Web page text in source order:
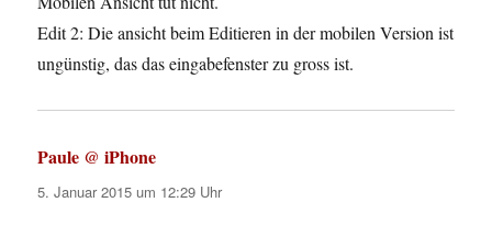
Edit 2: Die ansicht beim Editieren in der mobilen Version ist
ungünstig, das das eingabefenster zu gross ist.
Paule @ iPhone
5. Januar 2015 um 12:29 Uhr